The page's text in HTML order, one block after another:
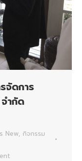
จัดการ
ำกัด
New, กิจกรรม